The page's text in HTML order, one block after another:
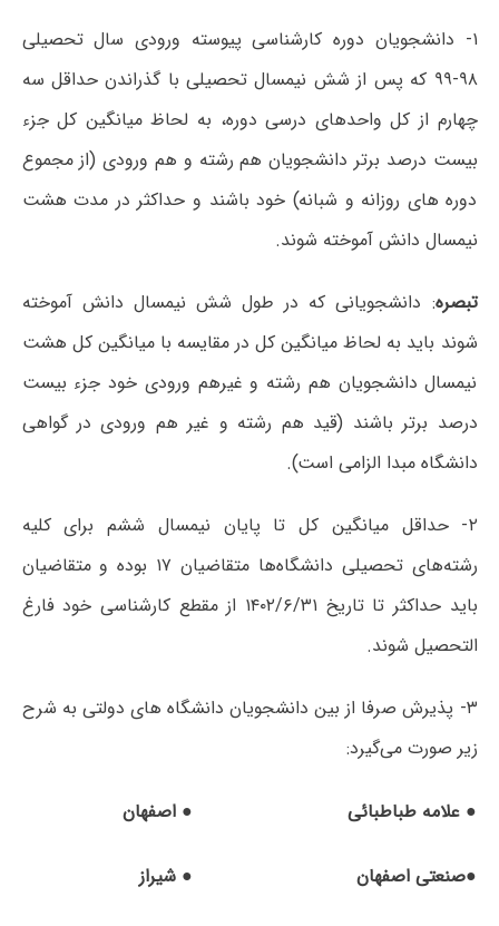
۱- دانشجویان دوره کارشناسی پیوسته ورودی سال تحصیلی
۹۸-۹۹ که پس از شش نیمسال تحصیلی با گذراندن حداقل سه
چهارم از کل واحدهای درسی دوره، به لحاظ میانگین کل جزء
بیست درصد برتر دانشجویان هم رشته و هم ورودی (از مجموع
دوره های روزانه و شبانه) خود باشند و حداکثر در مدت هشت
نیمسال دانش آموخته شوند.
تبصره: دانشجویانی که در طول شش نیمسال دانش آموخته
شوند باید به لحاظ میانگین کل در مقایسه با میانگین کل هشت
نیمسال دانشجویان هم رشته و غیرهم ورودی خود جزء بیست
درصد برتر باشند (قید هم رشته و غیر هم ورودی در گواهی
دانشگاه مبدا الزامی است).
۲- حداقل میانگین کل تا پایان نیمسال ششم برای کلیه
رشته‌های تحصیلی دانشگاه‌ها متقاضیان ۱۷ بوده و متقاضیان
باید حداکثر تا تاریخ ۱۴۰۲/۶/۳۱ از مقطع کارشناسی خود فارغ
التحصیل شوند.
۳- پذیرش صرفا از بین دانشجویان دانشگاه های دولتی به شرح
زیر صورت می‌گیرد:
● علامه طباطبائی ● اصفهان
●صنعتی اصفهان ● شیراز